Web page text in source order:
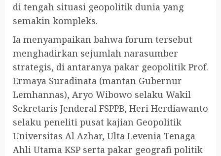
di tengah situasi geopolitik dunia yang
semakin kompleks.
Ia menyampaikan bahwa forum tersebut
menghadirkan sejumlah narasumber
strategis, di antaranya pakar geopolitik Prof.
Ermaya Suradinata (mantan Gubernur
Lemhannas), Aryo Wibowo selaku Wakil
Sekretaris Jenderal FSPPB, Heri Herdiawanto
selaku peneliti pusat kajian Geopolitik
Universitas Al Azhar, Ulta Levenia Tenaga
Ahli Utama KSP serta pakar geografi politik